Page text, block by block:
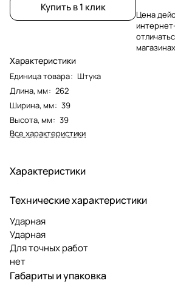
Купить в 1 клик
Характеристики
Единица товара: Штука
Длина, мм: 262
Ширина, мм: 39
Высота, мм: 39
Все характеристики
Цена
магазинах
Характеристики
Технические характеристики
Ударная
Ударная
Для точных работ
нет
Габариты и упаковка